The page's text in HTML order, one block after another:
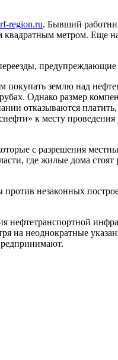
rf-region.ru. Бывший
метром. Еще
землю над
Однако размер
отказываются
к месту проведения
с разрешения
где жилые дома
незаконных
на неоднократные